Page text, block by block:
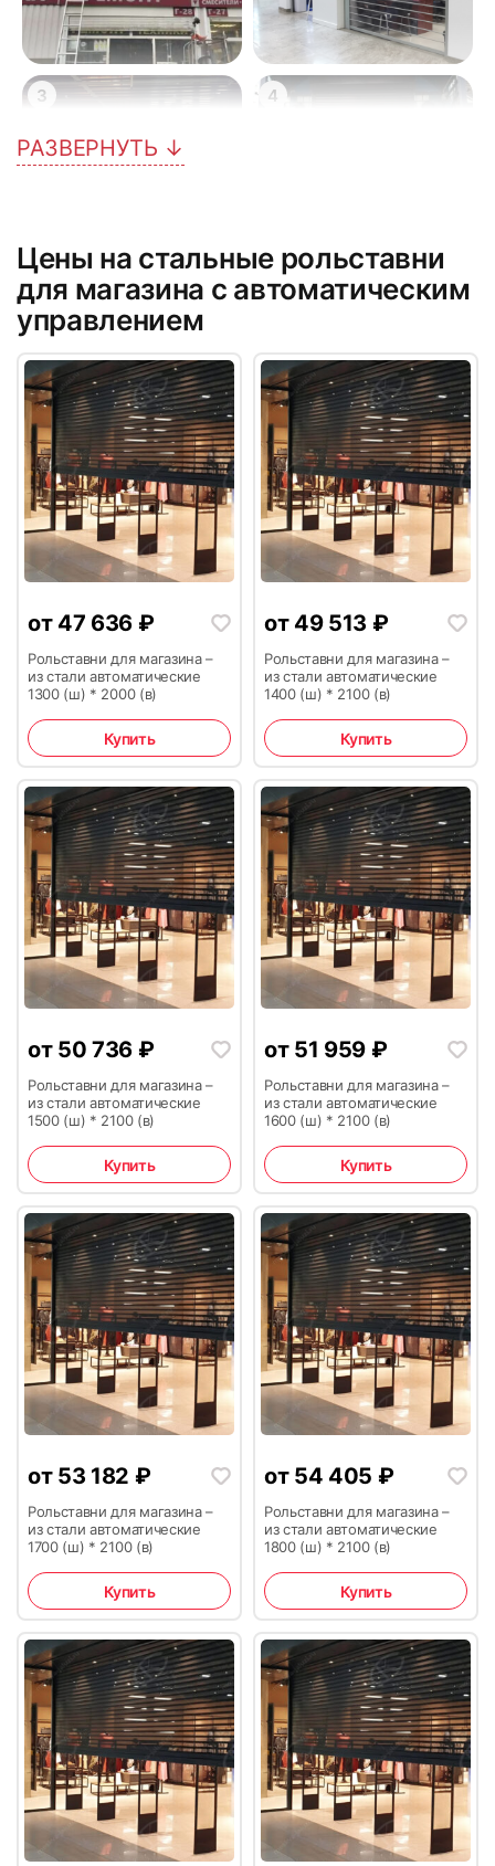
3 4
5
7 8
10
11 12
13 14
15 16
17 18
19 20
21 22
РАЗВЕРНУТЬ ↓
Цены на стальные рольставни
для магазина с автоматическим
управлением
от 47 636 ₽
Рольставни для магазина –
из стали автоматические
1300 (ш) * 2000 (в)
Купить
от 49 513 ₽
Рольставни для магазина –
из стали автоматические
1400 (ш) * 2100 (в)
Купить
от 50 736 ₽
Рольставни для магазина –
из стали автоматические
1500 (ш) * 2100 (в)
Купить
от 51 959 ₽
Рольставни для магазина –
из стали автоматические
1600 (ш) * 2100 (в)
Купить
от 53 182 ₽
Рольставни для магазина –
из стали автоматические
1700 (ш) * 2100 (в)
Купить
от 54 405 ₽
Рольставни для магазина –
из стали автоматические
1800 (ш) * 2100 (в)
Купить